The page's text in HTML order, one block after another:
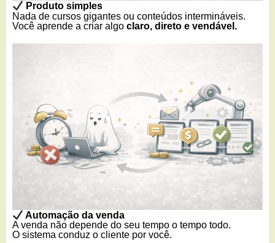
Produto simples
Nada de cursos gigantes ou conteúdos intermináveis.
Você aprende a criar algo claro, direto e vendável.
Automação da venda
A venda não depende do seu tempo o tempo todo.
O sistema conduz o cliente por você.